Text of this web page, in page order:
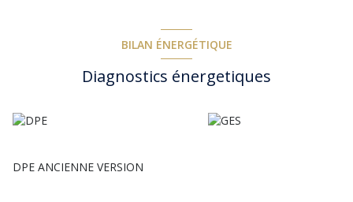
BILAN ÉNERGÉTIQUE
Diagnostics énergetiques
DPE ANCIENNE VERSION